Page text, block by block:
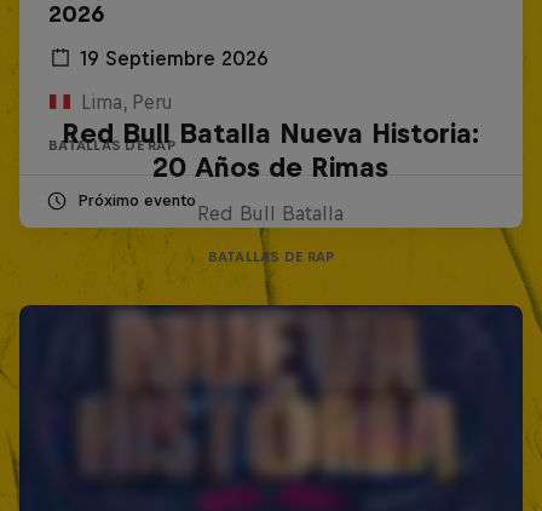
2026
19 Septiembre 2026
Lima, Peru
BATALLAS DE RAP
Próximo evento
Red Bull Batalla Nueva Historia:
20 Años de Rimas
Red Bull Batalla
BATALLAS DE RAP